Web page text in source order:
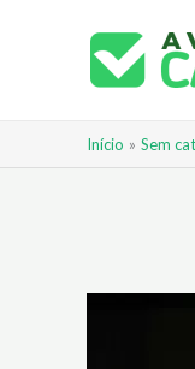
Início Sem